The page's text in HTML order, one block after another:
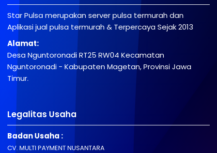
Star Pulsa merupakan server pulsa termurah dan
Aplikasi jual pulsa termurah & Terpercaya Sejak 2013
Alamat:
Desa Nguntoronadi RT25 RW04 Kecamatan
Nguntoronadi - Kabupaten Magetan, Provinsi Jawa
Timur.
Legalitas Usaha
Badan Usaha :
CV. MULTI PAYMENT NUSANTARA